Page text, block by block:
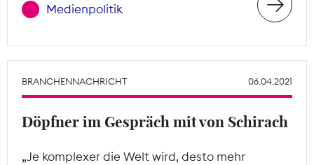
Medienpolitik
BRANCHENNACHRICHT 06.04.2021
Döpfner im Gespräch mit von Schirach
„Je komplexer die Welt wird, desto mehr